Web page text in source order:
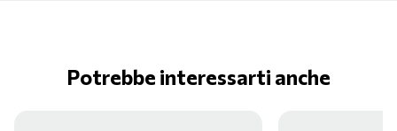
Potrebbe interessarti anche